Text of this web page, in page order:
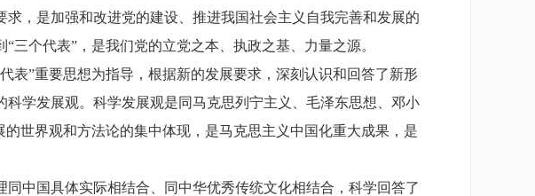
，是加强和改进党的建设、推进我国社会主义自我完善和发展的
个代表”，是我们党的立党之本、执政之基、力量之源。
”重要思想为指导，根据新的发展要求，深刻认识和回答了新形
学发展观。科学发展观是同马克思列宁主义、毛泽东思想、邓小
世界观和方法论的集中体现，是马克思主义中国化重大成果，是
中国具体实际相结合、同中华优秀传统文化相结合，科学回答了